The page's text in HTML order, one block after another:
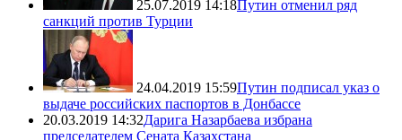
25.07.2019 14:18Путин отменил ряд
санкций против Турции
24.04.2019 15:59Путин подписал указ о
выдаче российских паспортов в Донбассе
20.03.2019 14:32Дарига Назарбаева избрана
председателем Сената Казахстана